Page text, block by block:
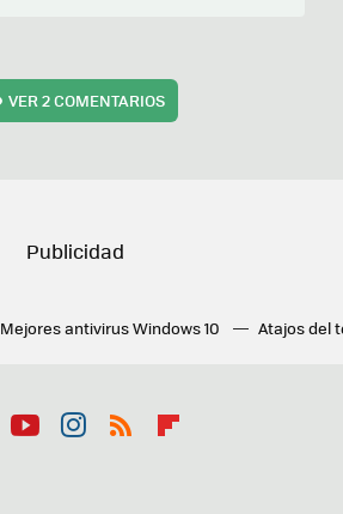
VER2 COMENTARIOS
Mejores antivirus Windows 10 Atajos del